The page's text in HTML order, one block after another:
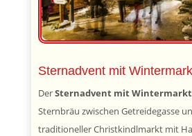
Sternadvent mit
DerSternadvent mit Wintermarkt
Sternbräu zwischen Getreidegasse
traditioneller Christkindlmarkt mit